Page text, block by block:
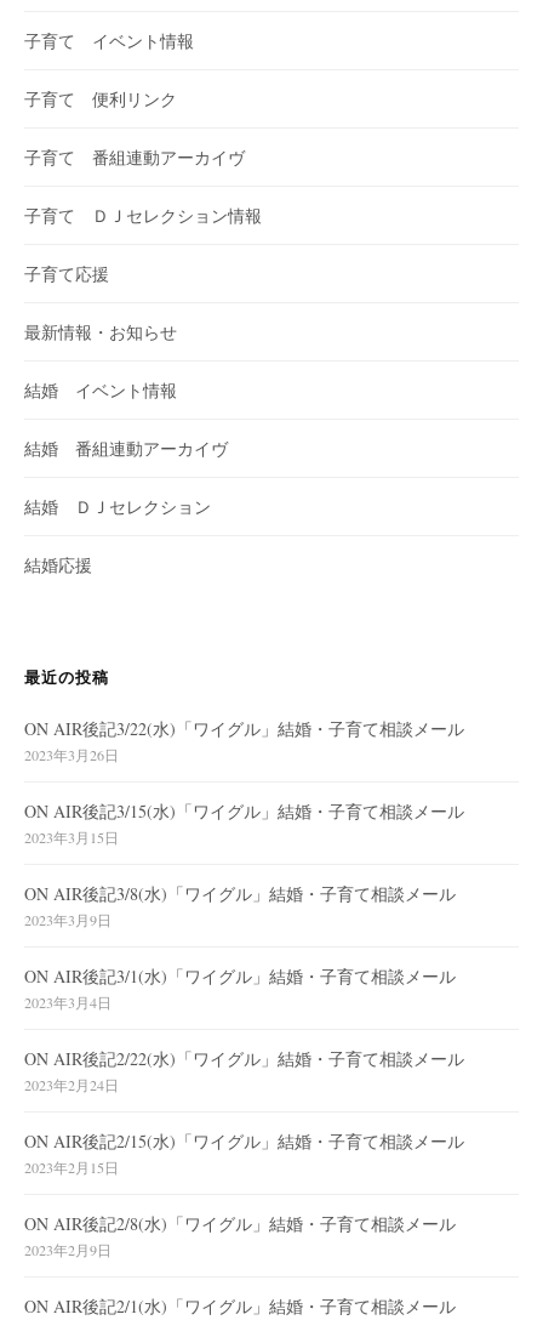
子育て イベント情報
子育て 便利リンク
子育て 番組連動アーカイヴ
子育て ＤＪセレクション情報
子育て応援
最新情報・お知らせ
結婚 イベント情報
結婚 番組連動アーカイヴ
結婚 ＤＪセレクション
結婚応援
最近の投稿
ON AIR後記3/22(水)「ワイグル」結婚・子育て相談メール
2023年3月26日
ON AIR後記3/15(水)「ワイグル」結婚・子育て相談メール
2023年3月15日
ON AIR後記3/8(水)「ワイグル」結婚・子育て相談メール
2023年3月9日
ON AIR後記3/1(水)「ワイグル」結婚・子育て相談メール
2023年3月4日
ON AIR後記2/22(水)「ワイグル」結婚・子育て相談メール
2023年2月24日
ON AIR後記2/15(水)「ワイグル」結婚・子育て相談メール
2023年2月15日
ON AIR後記2/8(水)「ワイグル」結婚・子育て相談メール
2023年2月9日
ON AIR後記2/1(水)「ワイグル」結婚・子育て相談メール